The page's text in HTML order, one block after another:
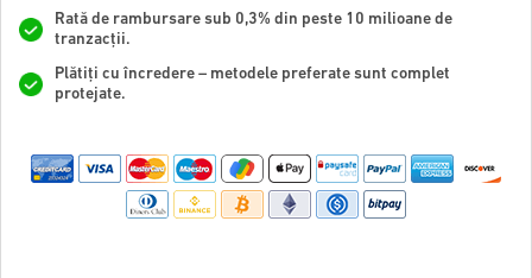
Rată de rambursare sub 0,3% din peste 10 milioane de
tranzacții.
Plătiți cu încredere – metodele preferate sunt complet
protejate.